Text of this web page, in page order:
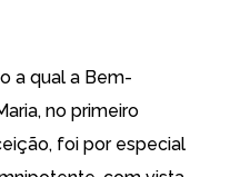
a qual a Bem-
no primeiro
foi por especial